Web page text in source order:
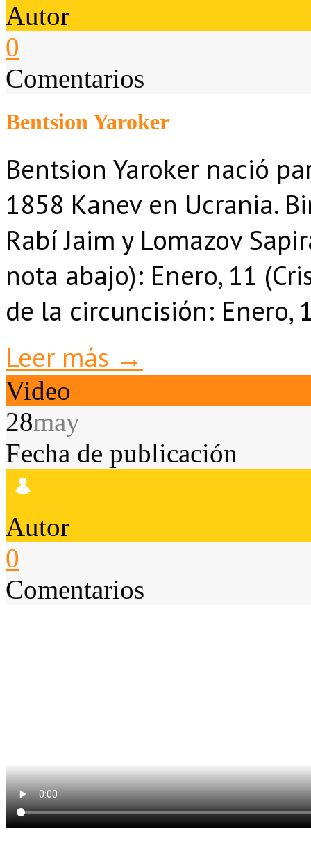
Autor
0
Comentarios
Bentsion Yaroker
Bentsion Yaroker nació
1858 Kanev en Ucrania.
Rabí Jaim y Lomazov
nota abajo): Enero, 11
de la circuncisión: Enero,
Leer más →
Video
28may
Fecha de publicación
Autor
0
Comentarios